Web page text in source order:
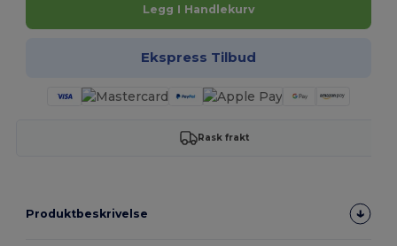
Legg I Handlekurv
Ekspress Tilbud
Rask frakt
Produktbeskrivelse